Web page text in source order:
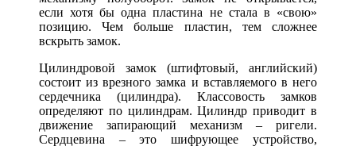
если хотя бы одна пластина не стала в «свою»
позицию. Чем больше пластин, тем сложнее
вскрыть замок.
Цилиндровой замок (штифтовый, английский)
состоит из врезного замка и вставляемого в него
сердечника (цилиндра). Классовость замков
определяют по цилиндрам. Цилиндр приводит в
движение запирающий механизм – ригели.
Сердцевина – это шифрующее устройство,